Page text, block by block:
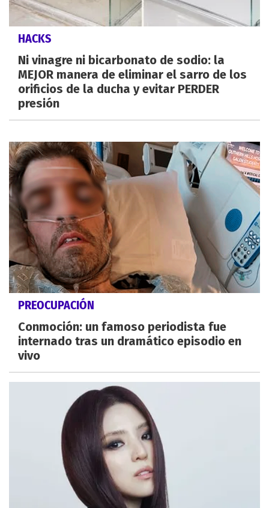
HACKS
Ni vinagre ni bicarbonato de sodio: la
MEJOR manera de eliminar el sarro de los
orificios de la ducha y evitar PERDER
presión
PREOCUPACIÓN
Conmoción: un famoso periodista fue
internado tras un dramático episodio en
vivo